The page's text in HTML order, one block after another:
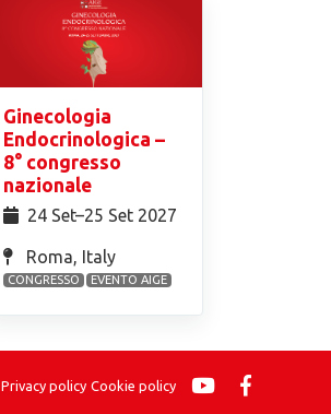
Ginecologia
Endocrinologica –
8° congresso
nazionale
24 Set⁠–25 Set 2027
Roma, Italy
CONGRESSO EVENTO AIGE
Privacy policy Cookie policy